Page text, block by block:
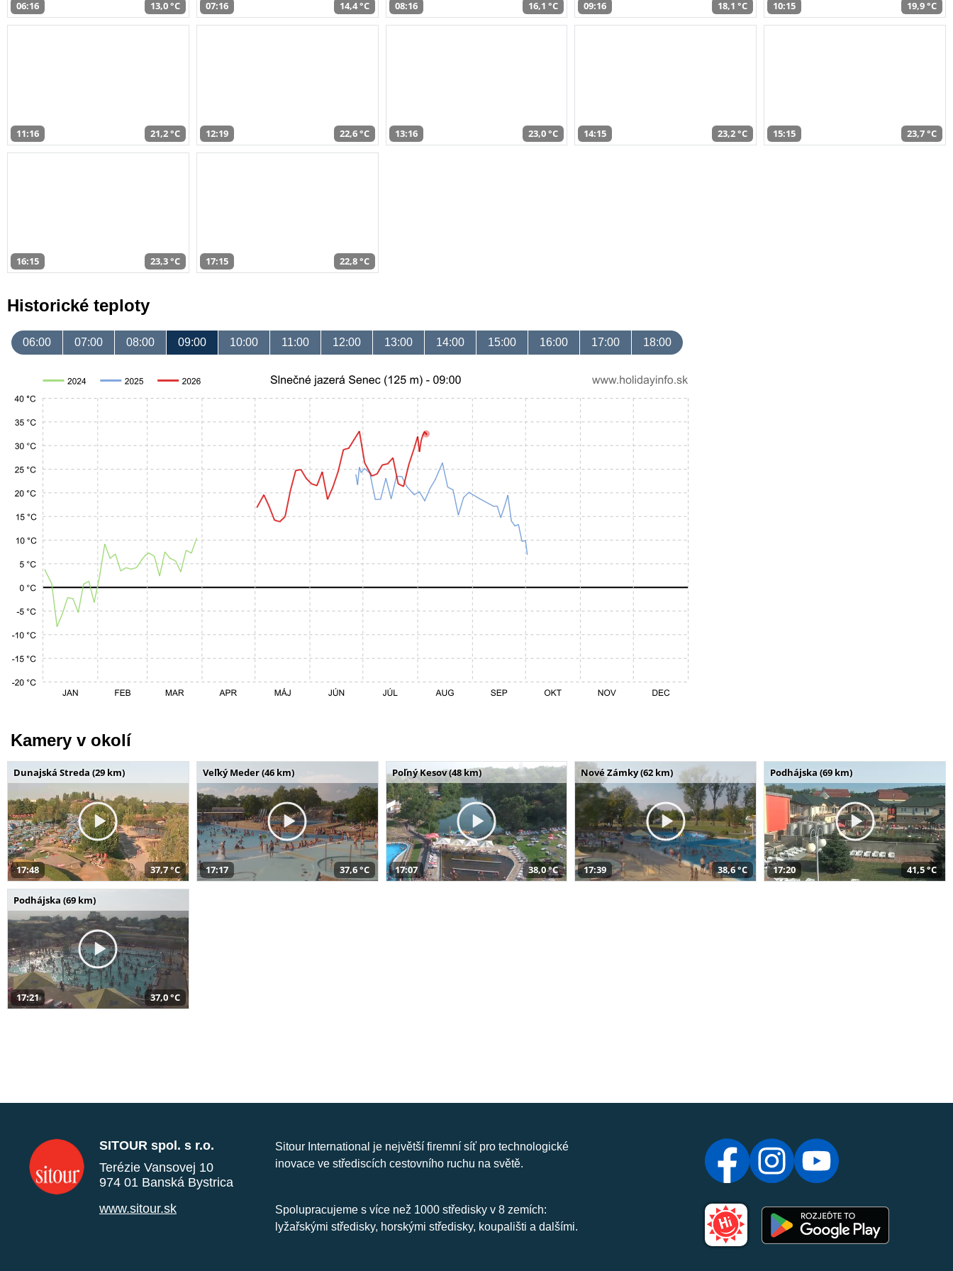
06:16 13,0 °C 07:16 14,4 °C 08:16 16,1 °C 09:16 18,1 °C 10:15 19,9 °C
11:16 21,2 °C 12:19 22,6 °C 13:16 23,0 °C 14:15 23,2 °C 15:15 23,7 °C
16:15 23,3 °C 17:15 22,8 °C
Historické teploty
06:00 07:00 08:00 09:00 10:00 11:00 12:00 13:00 14:00 15:00 16:00 17:00 18:00
Kamery v okolí
Dunajská Streda (29 km)
17:48 37,7 °C
Veľký Meder (46 km)
17:17 37,6 °C
Poľný Kesov (48 km)
17:07 38,0 °C
Nové Zámky (62 km)
17:39 38,6 °C
Podhájska (69 km)
17:20 41,5 °C
Podhájska (69 km)
17:21 37,0 °C
SITOUR spol. s r.o.
Terézie Vansovej 10
974 01 Banská Bystrica
www.sitour.sk
Sitour International je největší firemní síť pro technologické
inovace ve střediscích cestovního ruchu na světě.
Spolupracujeme s více než 1000 středisky v 8 zemích:
lyžařskými středisky, horskými středisky, koupališti a dalšími.